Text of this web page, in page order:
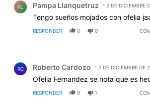
PL Pampa Llanquetruz 2 DE DICIEMBRE
Tengo sueños mojados con ofelia
RESPONDER 0 0
RC Roberto Cardozo 2 DE DICIEMBRE DE
Ofelia Fernandez se nota que es
RESPONDER 0 1